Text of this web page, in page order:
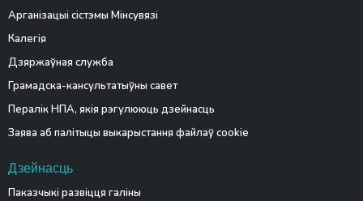
Арганізацыі сістэмы Мінсувязі
Калегія
Дзяржаўная служба
Грамадска-кансультатыўны савет
Пералік НПА, якія рэгулююць дзейнасць
Заява аб палітыцы выкарыстання файлаў cookie
Дзейнасць
Паказчыкі развіцця галіны